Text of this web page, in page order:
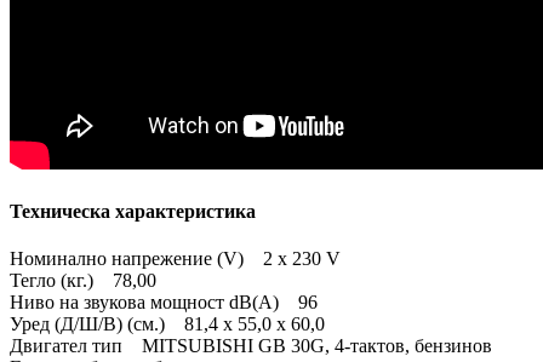
Техническа характеристика
Номинално напрежение (V) 2 x 230 V
Тегло (кг.) 78,00
Ниво на звукова мощност dB(A) 96
Уред (Д/Ш/В) (cм.) 81,4 x 55,0 x 60,0
Двигател тип MITSUBISHI GB 30G, 4-тактов, бензинов